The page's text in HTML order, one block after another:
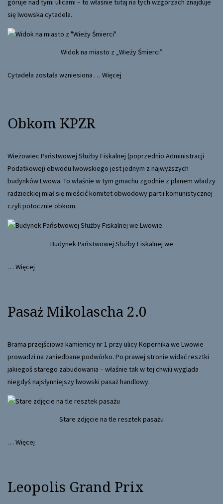
góruje nad tymi ulicami – to właśnie tutaj na tych wzgórzach znajduje
się lwowska cytadela.
Widok na miasto z „Wieży Śmierci”
Cytadela została wzniesiona … Więcej
Obkom KPZR
Wieżowiec Państwowej Służby Fiskalnej (poprzednio Administracji
Podatkowej) obwodu lwowskiego jest jednym z najwyższych
budynków Lwowa. To właśnie w tym gmachu zgodnie z planem władzy
radzieckiej miał się mieścić komitet obwodowy partii komunistycznej
czyli potocznie obkom.
Budynek Państwowej Służby Fiskalnej we
… Więcej
Pasaż Mikolascha 2.0
Brama przejściowa kamienicy nr 1 przy ulicy Kopernika we Lwowie
prowadzi na zaniedbane podwórko. Po prawej stronie widać resztki
jakiegoś starego zabudowania – właśnie tak w tej chwili wygląda
niegdyś najsłynniejszy lwowski pasaż handlowy.
Stare zdjęcie na tle resztek pasażu
… Więcej
Leopolis Grand Prix